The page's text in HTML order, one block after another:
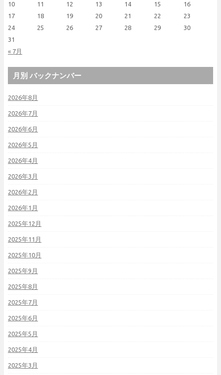
« 7月
10
11 12 13 14 15
16
17
18 19 20 21 22
23
24
25 26 27 28 29
30
31
月別 バックナンバー
2026年8月
2026年7月
2026年6月
2026年5月
2026年4月
2026年3月
2026年2月
2026年1月
2025年12月
2025年11月
2025年10月
2025年9月
2025年8月
2025年7月
2025年6月
2025年5月
2025年4月
2025年3月